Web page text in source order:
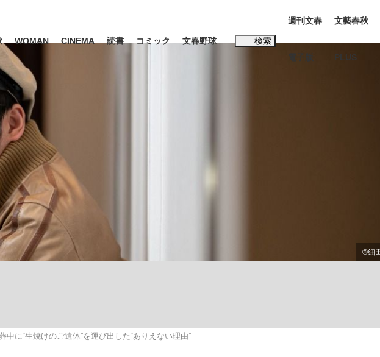
ビジネス
「最悪の空気のまま解散」WBC日本代表“敗戦”の真実 選手が明かす...
観る将棋、読む将棋
WOMAN CINEMA 読書 コミック 文春野球 検索
ド入力
#城彰二
週刊文春
電子版
文藝春秋
PLUS
に“生焼けのご遺体”を運び出した“ありえない理由”